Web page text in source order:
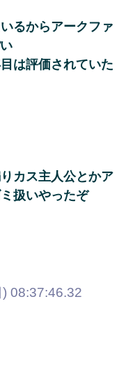
るからアークファ
は評価されていた
カス主人公とかア
扱いやったぞ
08:37:46.32